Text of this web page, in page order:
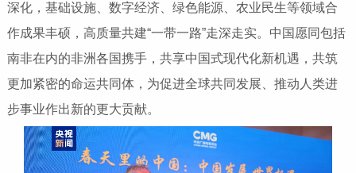
深化，基础设施、数字经济、绿色能源、农业民生等领域合
作成果丰硕，高质量共建“一带一路”走深走实。中国愿同包括
南非在内的非洲各国携手，共享中国式现代化新机遇，共筑
更加紧密的命运共同体，为促进全球共同发展、推动人类进
步事业作出新的更大贡献。